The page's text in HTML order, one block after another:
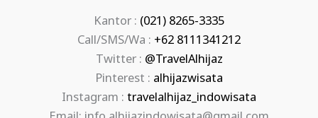
Kantor : (021) 8265-3335
Call/SMS/Wa : +62 8111341212
Twitter : @TravelAlhijaz
Pinterest : alhijazwisata
Instagram : travelalhijaz_indowisata